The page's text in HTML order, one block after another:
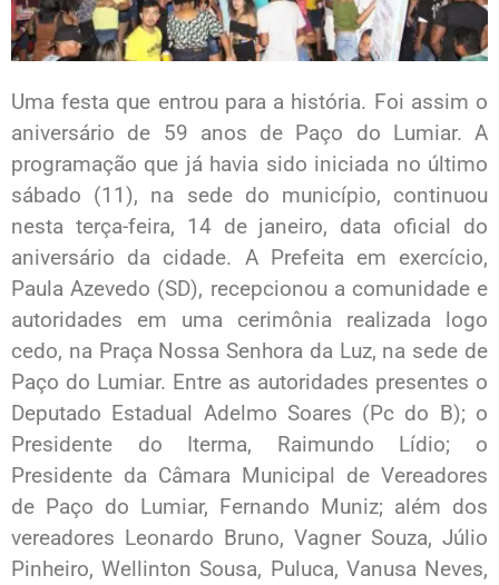
Uma festa que entrou para a história. Foi assim o
aniversário de 59 anos de Paço do Lumiar. A
programação que já havia sido iniciada no último
sábado (11), na sede do município, continuou
nesta terça-feira, 14 de janeiro, data oficial do
aniversário da cidade. A Prefeita em exercício,
Paula Azevedo (SD), recepcionou a comunidade e
autoridades em uma cerimônia realizada logo
cedo, na Praça Nossa Senhora da Luz, na sede de
Paço do Lumiar. Entre as autoridades presentes o
Deputado Estadual Adelmo Soares (Pc do B); o
Presidente do Iterma, Raimundo Lídio; o
Presidente da Câmara Municipal de Vereadores
de Paço do Lumiar, Fernando Muniz; além dos
vereadores Leonardo Bruno, Vagner Souza, Júlio
Pinheiro, Wellinton Sousa, Puluca, Vanusa Neves,